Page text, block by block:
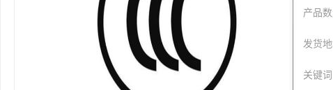
产品数
发货地
关键词